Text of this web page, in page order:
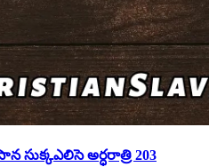
సుక్కఎలిసె అర్ధరాత్రి 203